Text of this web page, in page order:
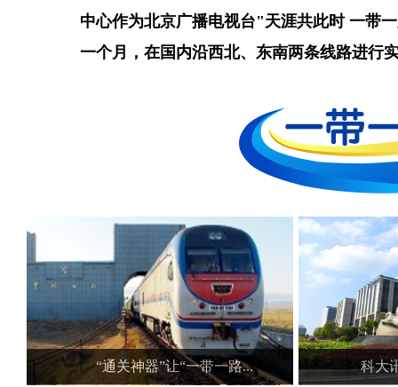
中心作为北京广播电视台"天涯共此时 一带
一个月，在国内沿西北、东南两条线路进行
“通关神器”让“一带一路... 科大